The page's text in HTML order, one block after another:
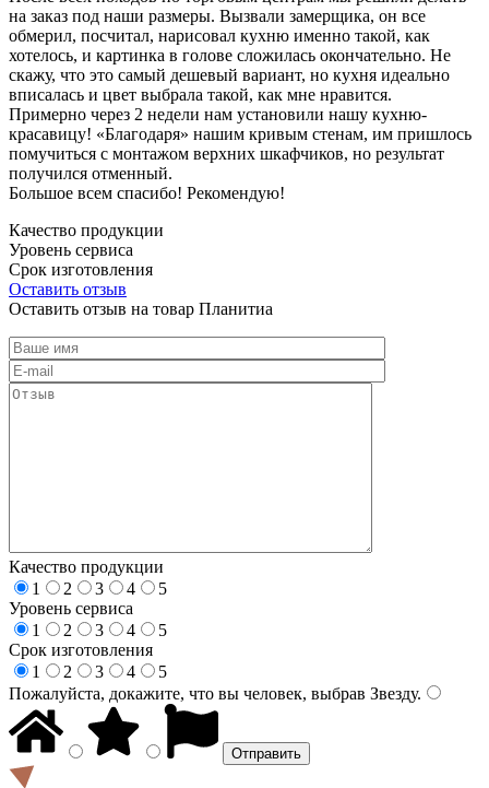
на заказ под наши размеры. Вызвали замерщика, он все
обмерил, посчитал, нарисовал кухню именно такой, как
хотелось, и картинка в голове сложилась окончательно. Не
скажу, что это самый дешевый вариант, но кухня идеально
вписалась и цвет выбрала такой, как мне нравится.
Примерно через 2 недели нам установили нашу кухню-
красавицу! «Благодаря» нашим кривым стенам, им пришлось
помучиться с монтажом верхних шкафчиков, но результат
получился отменный.
Большое всем спасибо! Рекомендую!
Качество продукции
Уровень сервиса
Срок изготовления
Оставить отзыв
Оставить отзыв на товар Планитиа
Качество продукции
1
2 3 4
5
Уровень сервиса
1
2 3 4
5
Срок изготовления
1
2 3 4
5
Пожалуйста, докажите, что вы человек, выбрав Звезду.